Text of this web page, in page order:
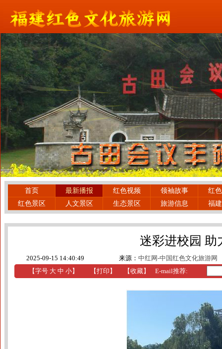
首页 最新播报 红色视频 领袖故事
红
红色景区
人文景区 生态景区 旅游信息 福
迷彩进校园 助
2025-09-15 14:40:49 来源： 中红网-中国红色文化旅游网
【字号 大 中 小】 【打印 】 【收藏】 E-mail推荐: